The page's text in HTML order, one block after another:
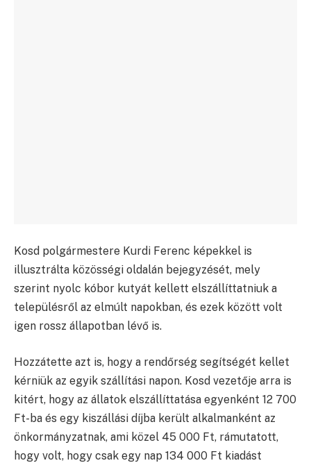
Kosd polgármestere Kurdi Ferenc képekkel is
illusztrálta közösségi oldalán bejegyzését, mely
szerint nyolc kóbor kutyát kellett elszállíttatniuk a
településről az elmúlt napokban, és ezek között volt
igen rossz állapotban lévő is.
Hozzátette azt is, hogy a rendőrség segítségét kellet
kérniük az egyik szállítási napon. Kosd vezetője arra is
kitért, hogy az állatok elszállíttatása egyenként 12 700
Ft-ba és egy kiszállási díjba került alkalmanként az
önkormányzatnak, ami közel 45 000 Ft, rámutatott,
hogy volt, hogy csak egy nap 134 000 Ft kiadást